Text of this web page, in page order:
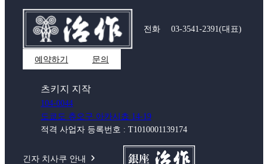
전화 03-3541-2391(대표)
예약하기 문의
츠키지 지작
104-0044
도쿄도 츄오구 아카시쵸 14-19
적격 사업자 등록번호 : T1010001139174
긴자 치사쿠 안내